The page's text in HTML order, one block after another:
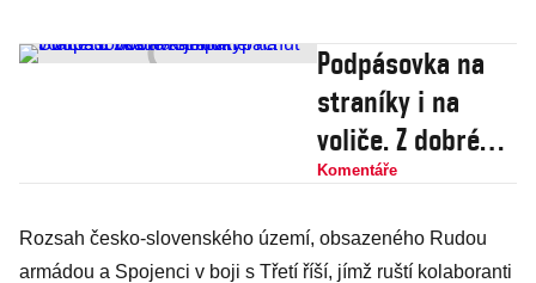
Podpásovka na
straníky i na
voliče. Z dobré
kampaně
jenom pachuť
Komentáře
Rozsah česko-slovenského území, obsazeného Rudou
armádou a Spojenci v boji s Třetí říší, jímž ruští kolaboranti